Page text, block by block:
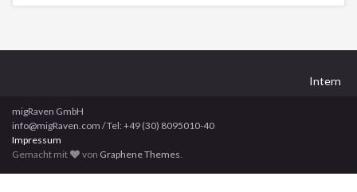
Intern
migRaven GmbH
info@migRaven.com / Tel: +49 (30) 8095010-40
Impressum
Gemacht mit
von Graphene Themes